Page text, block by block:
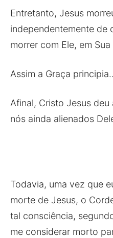
Entretanto, Jesus
independentemente de
morrer com Ele, em
Assim a Graça
Afinal, Cristo Jesus
nós ainda alienados
Todavia, uma vez que
morte de Jesus, o
tal consciência,
me considerar morto